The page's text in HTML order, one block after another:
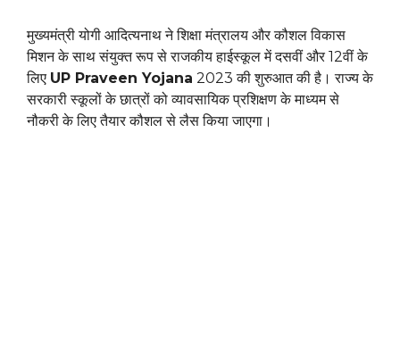
मुख्यमंत्री योगी आदित्यनाथ ने शिक्षा मंत्रालय और कौशल विकास
मिशन के साथ संयुक्त रूप से राजकीय हाईस्कूल में दसवीं और 12वीं के
लिए UP Praveen Yojana 2023 की शुरुआत की है। राज्य के
सरकारी स्कूलों के छात्रों को व्यावसायिक प्रशिक्षण के माध्यम से
नौकरी के लिए तैयार कौशल से लैस किया जाएगा।